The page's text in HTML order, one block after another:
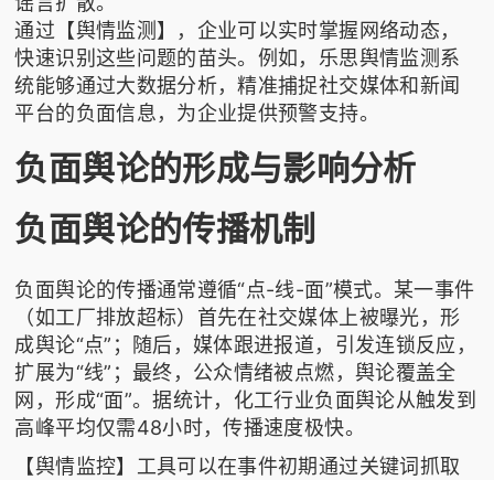
通过【舆情监测】，企业可以实时掌握网络动态，
快速识别这些问题的苗头。例如， 乐思舆情监测系
统能够通过大数据分析，精准捕捉社交媒体和新闻
平台的负面信息，为企业提供预警支持。
负面舆论的形成与影响分析
负面舆论的传播机制
负面舆论的传播通常遵循“点-线-面”模式。某一事件
（如工厂排放超标）首先在社交媒体上被曝光，形
成舆论“点”；随后，媒体跟进报道，引发连锁反应，
扩展为“线”；最终，公众情绪被点燃，舆论覆盖全
网，形成“面”。据统计，化工行业负面舆论从触发到
高峰平均仅需48小时，传播速度极快。
【舆情监控】工具可以在事件初期通过关键词抓取